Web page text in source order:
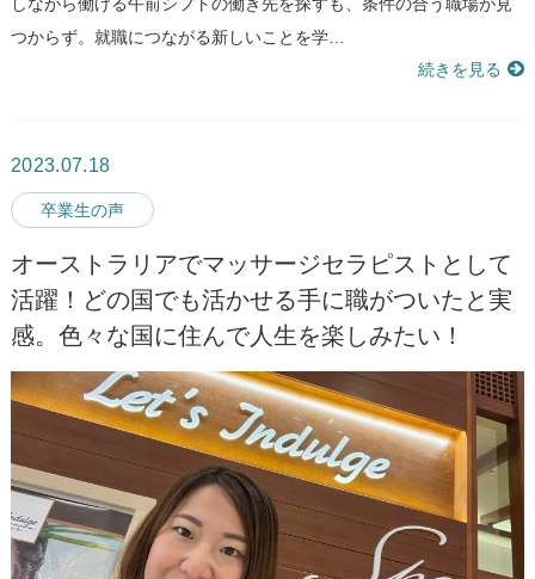
しながら働ける午前シフトの働き先を探すも、条件の合う職場が見
つからず。就職につながる新しいことを学…
続きを見る
2023.07.18
卒業生の声
オーストラリアでマッサージセラピストとして
活躍！どの国でも活かせる手に職がついたと実
感。色々な国に住んで人生を楽しみたい！